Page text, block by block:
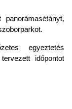
egyeztetés
időpontot